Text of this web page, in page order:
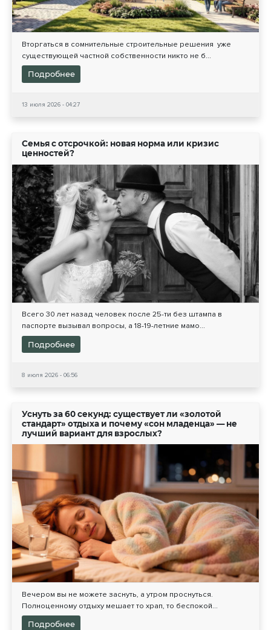
Вторгаться в сомнительные строительные решения уже
существующей частной собственности никто не б...
Подробнее
13 июля 2026 - 04:27
Семья с отсрочкой: новая норма или кризис
ценностей?
Всего 30 лет назад человек после 25-ти без штампа в
паспорте вызывал вопросы, а 18-19-летние мамо...
Подробнее
8 июля 2026 - 06:56
Уснуть за 60 секунд: существует ли «золотой
стандарт» отдыха и почему «сон младенца» — не
лучший вариант для взрослых?
Вечером вы не можете заснуть, а утром проснуться.
Полноценному отдыху мешает то храп, то беспокой...
Подробнее